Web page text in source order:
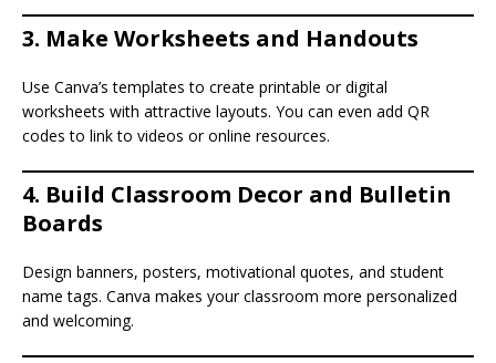
3. Make Worksheets and Handouts
Use Canva’s templates to create printable or digital
worksheets with attractive layouts. You can even add QR
codes to link to videos or online resources.
4. Build Classroom Decor and Bulletin
Boards
Design banners, posters, motivational quotes, and student
name tags. Canva makes your classroom more personalized
and welcoming.